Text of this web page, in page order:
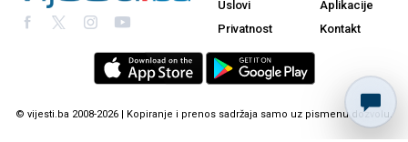
Uslovi
Privatnost
Aplikacije
Kontakt
© vijesti.ba 2008-2026 | Kopiranje i prenos sadržaja samo uz pismenu dozvolu.